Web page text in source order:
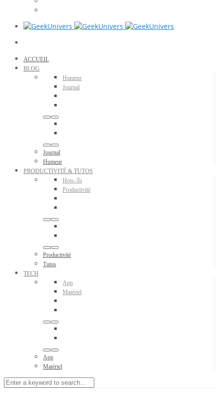
ACCUEIL
BLOG
Humeur
Journal
Journal
Humeur
PRODUCTIVITÉ & TUTOS
How-To
Productivité
Productivité
Tutos
TECH
App
Matériel
App
Matériel